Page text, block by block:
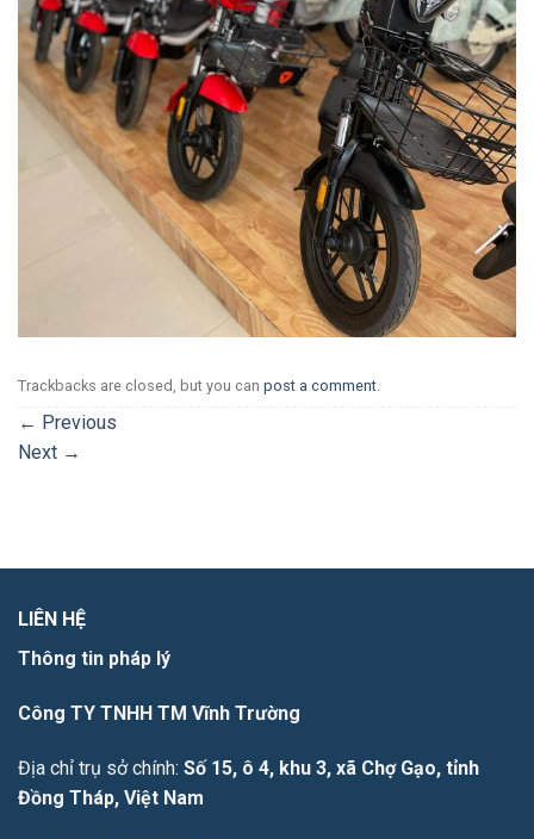
Trackbacks are closed, but you can post a comment
← Previous
Next →
LIÊN HỆ
Thông tin pháp lý
Công TY TNHH TM Vĩnh Trường
Địa chỉ trụ sở chính: Số 15, ô 4, khu 3, xã Chợ Gạo, tỉnh
Đồng Tháp, Việt Nam